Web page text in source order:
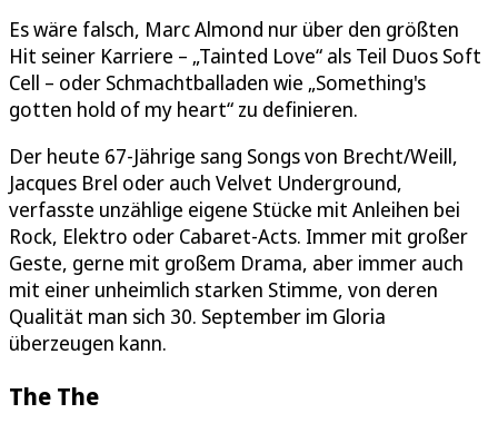
Es wäre falsch, Marc Almond nur über den größten
Hit seiner Karriere – „Tainted Love“ als Teil Duos Soft
Cell – oder Schmachtballaden wie „Something's
gotten hold of my heart“ zu definieren.
Der heute 67-Jährige sang Songs von Brecht/Weill,
Jacques Brel oder auch Velvet Underground,
verfasste unzählige eigene Stücke mit Anleihen bei
Rock, Elektro oder Cabaret-Acts. Immer mit großer
Geste, gerne mit großem Drama, aber immer auch
mit einer unheimlich starken Stimme, von deren
Qualität man sich 30. September im Gloria
überzeugen kann.
The The